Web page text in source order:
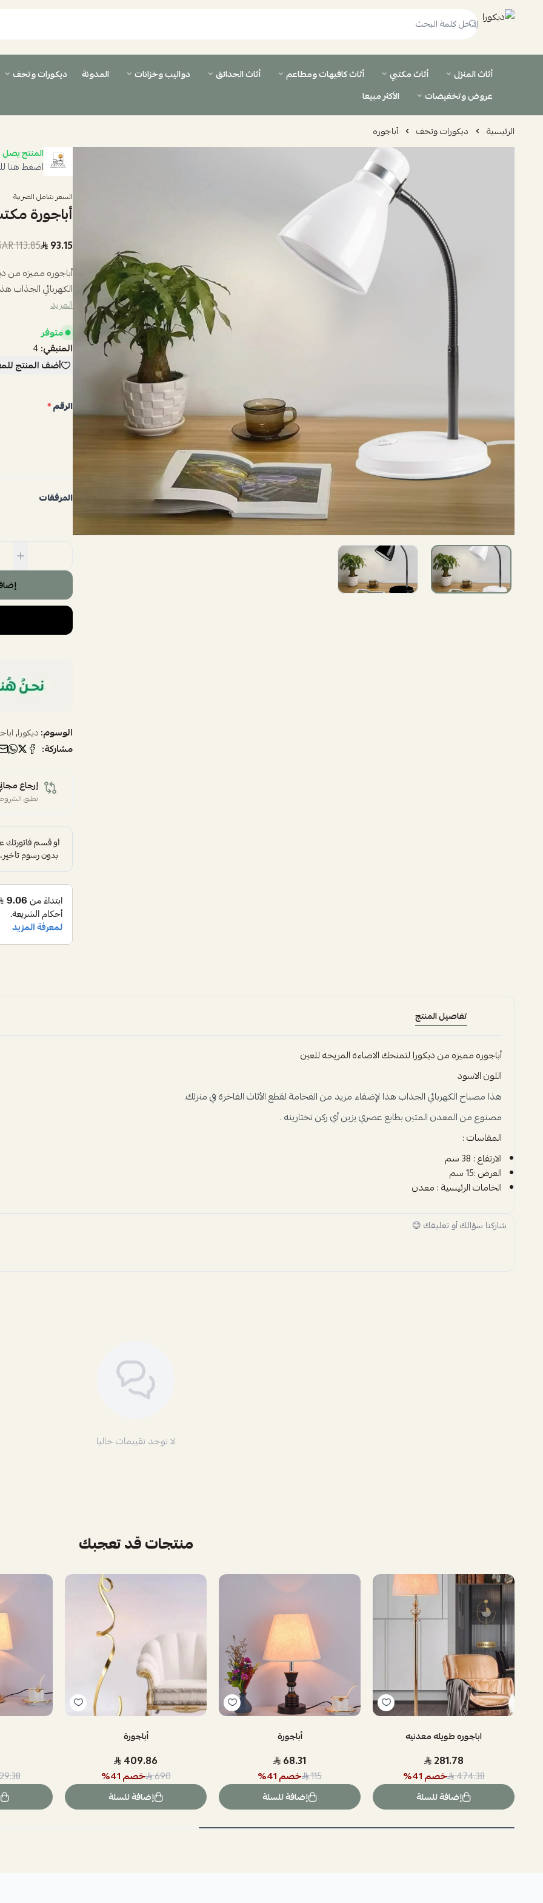
أثاث المنزل أثاث مكتبي أثاث كافيهات ومطاعم أثاث الحدائق دواليب وخزانات المدونة ديكورات وتحف
عروض وتخفيضات
الأكثر مبيعا
الرئيسية ديكورات وتحف
أباجوره
المنتج يصل
اضغط هنا
السعر شامل الضريبة
أباجورة
93.15
113.85 SAR
أباجوره مميزه من
الكهربائي الجذاب
المزيد
متوفر
المتبقي:4
أضف المنتج
الرقم*
المرفقات
الوسوم:ديكورا,
مشاركة:
إرجاع
تطبق
تفاصيل المنتج
أباجوره مميزه من ديكورا لتمنحك الاضاءة المريحه للعين
اللون الاسود
هذا مصباح الكهربائي الجذاب هذا لإضفاء مزيد من الفخامة لقطع الأثاث الفاخرة في منزلك.
مصنوع من المعدن المتين بطابع عصري يزين أي ركن تختارينه .
المقاسات :
الارتفاع : 38 سم
العرض :15 سم
الخامات الرئيسية : معدن
لا توجد تقييمات حاليا
منتجات قد تعجبك
اباجوره طويله معدنيه
281.78
474.38 خصم41
%
إضافة للسلة
أباجورة
68.31
115 خصم41
%
إضافة للسلة
أباجورة
409.86
690 خصم41
%
إضافة للسلة